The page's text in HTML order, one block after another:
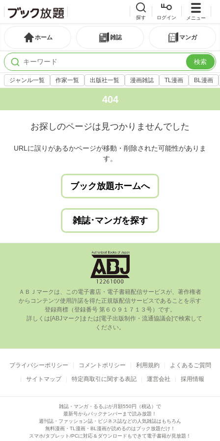
探す ログイン メニュー
ホーム 雑誌 マンガ
検索
ジャンル一覧 作家一覧 出版社一覧 漫画雑誌 TL漫画 BL漫画
404
お探しのページは見つかりませんでした
URLに誤りがあるかページが移動・削除された可能性がありま
す。
ブック放題ホームへ
雑誌･マンガを探す
ＡＢＪマークは、この電⼦書店・電⼦書籍配信サービスが、著作権者
からコンテンツ使⽤許諾を得た正規版配信サービスであることを⽰す
登録商標（登録番号 第６０９１７１３号）です。
ください。
プライバシーポリシー コメントポリシー 利用規約
よくあるご質問
サイトマップ
特定商取引に関する表記 運営会社 採用情報
雑誌・マンガ・るるぶが月額550円（税込）で
最新号からバックナンバーまで読み放題！
週刊誌・ファッション誌・ビジネス誌などの人気雑誌はもちろん
無料漫画・TL漫画・BL漫画が読めるのはブック放題だけ！
スマホ/タブレット/PCに対応＆ダウンロードもできて電子書籍が見放題！